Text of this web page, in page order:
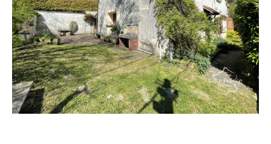
Budget
Budget
Surface
Surface
Pièces